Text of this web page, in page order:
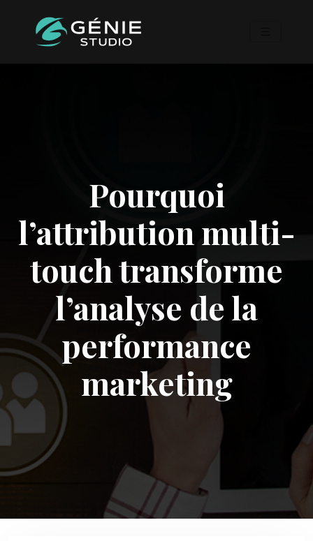
Pourquoi
l’attribution multi-
touch transforme
l’analyse de la
performance
marketing